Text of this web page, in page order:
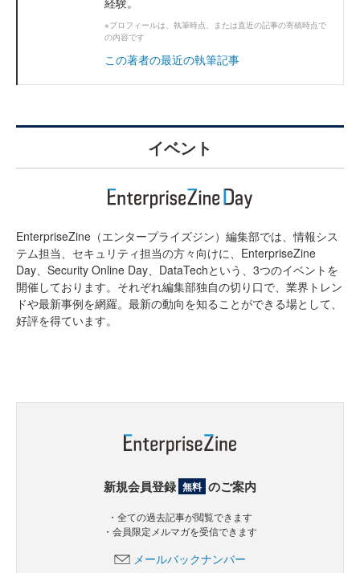
※プロフィールは、執筆時点、または直近の記事の寄稿時点で
の内容です
この著者の最近の執筆記事
イベント
EnterpriseZine（エンタープライズジン）編集部では、情報シス
テム担当、セキュリティ担当の方々向けに、EnterpriseZine
Day、Security Online Day、DataTechという、3つのイベントを
開催しております。それぞれ編集部独自の切り口で、業界トレン
ドや最新事例を網羅。最新の動向を知ることができる場として、
好評を得ています。
新規会員登録 無料 のご案内
・全ての過去記事が閲覧できます
・会員限定メルマガを受信できます
メールバックナンバー